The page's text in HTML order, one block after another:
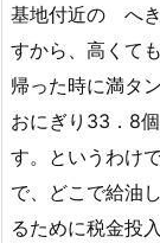
基地付近の へき
すから、高くて
帰った時に満タ
おにぎり33．8
す。というわけ
で、どこで給油
るために税金投